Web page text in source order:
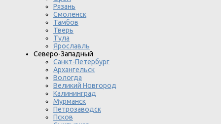
Рязань
Смоленск
Тамбов
Тверь
Тула
Ярославль
Северо-Западный
Санкт-Петербург
Архангельск
Вологда
Великий Новгород
Калининград
Мурманск
Петрозаводск
Псков